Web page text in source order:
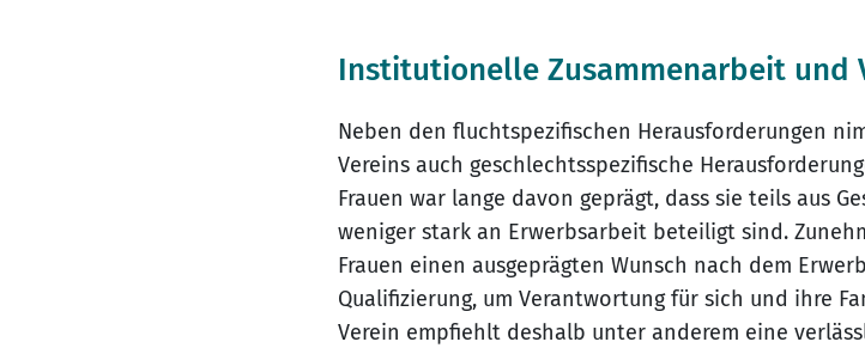
Institutionelle Zusammenarbeit und
Neben den fluchtspezifischen Herausforderungen
Vereins auch geschlechtsspezifische
Frauen war lange davon geprägt, dass sie teils aus
weniger stark an Erwerbsarbeit beteiligt sind.
Frauen einen ausgeprägten Wunsch nach dem
Qualifizierung, um Verantwortung für sich und ihre
Verein empfiehlt deshalb unter anderem eine